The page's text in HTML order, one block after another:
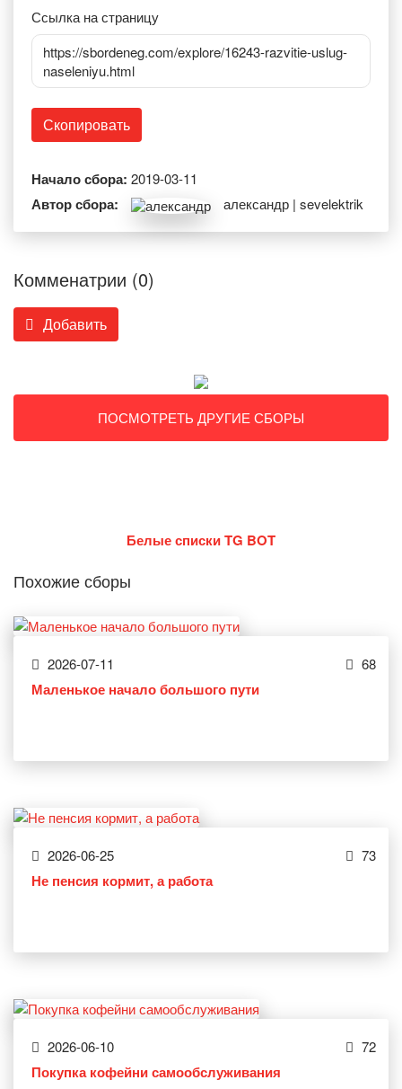
Ссылка на страницу
https://sbordeneg.com/explore/16243-razvitie-uslug-
naseleniyu.html
Скопировать
Начало сбора: 2019-03-11
Автор сбора: александр | sevelektrik
Комменатрии (0)
Добавить
ПОСМОТРЕТЬ ДРУГИЕ СБОРЫ
Белые списки TG BOT
Похожие сборы
2026-07-11 68
Маленькое начало большого пути
2026-06-25 73
Не пенсия кормит, а работа
2026-06-10 72
Покупка кофейни самообслуживания